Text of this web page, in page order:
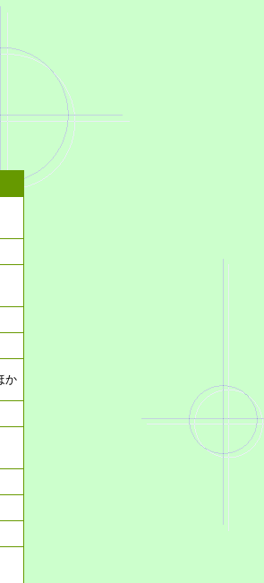
祭
か